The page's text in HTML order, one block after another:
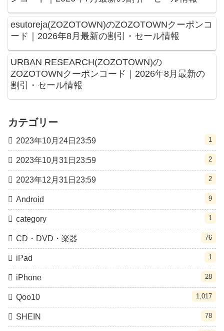
esutoreja(ZOZOTOWN)のZOZOTOWNクーポンコ
ード｜2026年8月最新の割引・セール情報
URBAN RESEARCH(ZOZOTOWN)の
ZOZOTOWNクーポンコード｜2026年8月最新の
割引・セール情報
カテゴリー
2023年10月24日23:59 1
2023年10月31日23:59 2
2023年12月31日23:59 2
Android 9
category 1
CD・DVD・楽器 76
iPad 1
iPhone 28
Qoo10 1,017
SHEIN 78